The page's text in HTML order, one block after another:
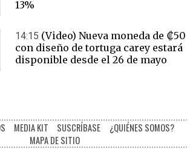
13%
14:15 (Video) Nueva moneda de ₡50
con diseño de tortuga carey estará
disponible desde el 26 de mayo
MEDIA KIT SUSCRÍBASE
¿QUIÉNES SOMOS?
MAPA DE SITIO